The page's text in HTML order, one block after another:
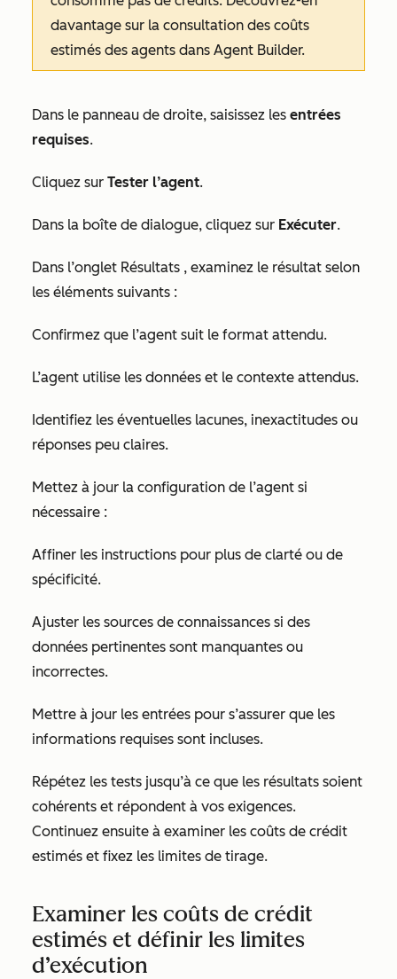
davantage sur la consultation des coûts
estimés des agents dans Agent Builder.
Dans le panneau de droite, saisissez les entrées
requises.
Cliquez sur Tester l’agent.
Dans la boîte de dialogue, cliquez sur Exécuter.
Dans l’onglet Résultats , examinez le résultat selon
les éléments suivants :
Confirmez que l’agent suit le format attendu.
L’agent utilise les données et le contexte attendus.
Identifiez les éventuelles lacunes, inexactitudes ou
réponses peu claires.
Mettez à jour la configuration de l’agent si
nécessaire :
Affiner les instructions pour plus de clarté ou de
spécificité.
Ajuster les sources de connaissances si des
données pertinentes sont manquantes ou
incorrectes.
Mettre à jour les entrées pour s’assurer que les
informations requises sont incluses.
Répétez les tests jusqu’à ce que les résultats soient
cohérents et répondent à vos exigences.
Continuez ensuite à examiner les coûts de crédit
estimés et fixez les limites de tirage.
Examiner les coûts de crédit
estimés et définir les limites
d’exécution